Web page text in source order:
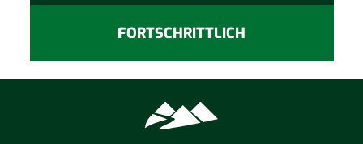
FORTSCHRITTLICH